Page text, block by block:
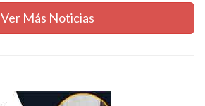
Ver Más Noticias